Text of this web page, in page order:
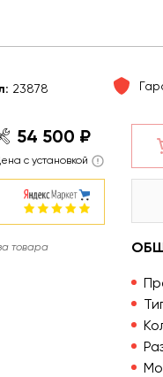
: 23878
54 500 ₽
с установкой
товара